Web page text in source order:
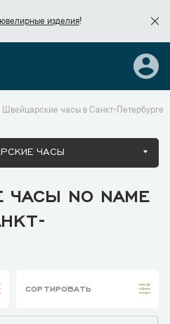
ювелирные изделия!
Швейцарские часы в Санкт-Петербурге
ЧАСЫ
NO NAME
СОРТИРОВАТЬ